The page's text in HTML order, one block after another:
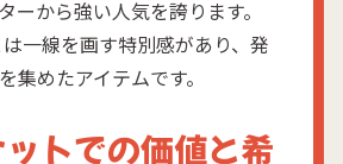
ーから強い人気を誇ります。
一線を画す特別感があり、発
集めたアイテムです。
トでの価値と希